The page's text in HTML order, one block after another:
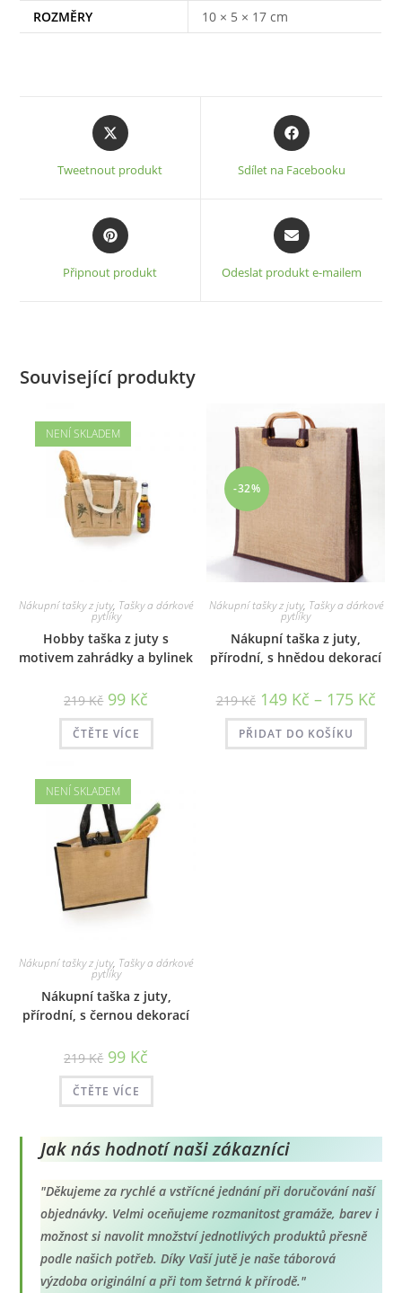
ROZMĚRY
10 × 5 × 17 cm
Opens
in
new
Tweetnout produkt
Opens
in
new
Sdílet na Facebooku
Opens
in
new
Připnout produkt
Opens
in
new
Odeslat produkt e-mailem
Související produkty
NENÍ SKLADEM
Nákupní tašky z juty, Tašky a dárkové
pytlíky
Hobby taška z juty s
motivem zahrádky a bylinek
219Kč Původní
cena
byla:
219 Kč.
99 Kč
je:
ČTĚTE VÍCE
-32%
Nákupní tašky z juty, Tašky a dárkové
pytlíky
Nákupní taška z juty,
přírodní, s hnědou dekorací
219Kč 149 Kč – 175 Kčcen:
PŘIDAT DO KOŠÍKU
NENÍ SKLADEM
Nákupní tašky z juty, Tašky a dárkové
pytlíky
Nákupní taška z juty,
přírodní, s černou dekorací
219Kč Původní
cena
byla:
219 Kč.
99 Kč
je:
ČTĚTE VÍCE
Jak nás hodnotí naši zákazníci
"Děkujeme za rychlé a vstřícné jednání při doručování naší
objednávky. Velmi oceňujeme rozmanitost gramáže, barev i
možnost si navolit množství jednotlivých produktů přesně
podle našich potřeb. Díky Vaší jutě je naše táborová
výzdoba originální a při tom šetrná k přírodě."